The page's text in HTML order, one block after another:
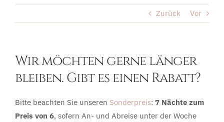
JUNKERHAUS
GARTEN
Zurück Vor
Wir möchten gerne länger
bleiben. Gibt es einen Rabatt?
Bitte beachten Sie unseren Sonderpreis: 7 Nächte zum
Preis von 6, sofern An- und Abreise unter der Woche